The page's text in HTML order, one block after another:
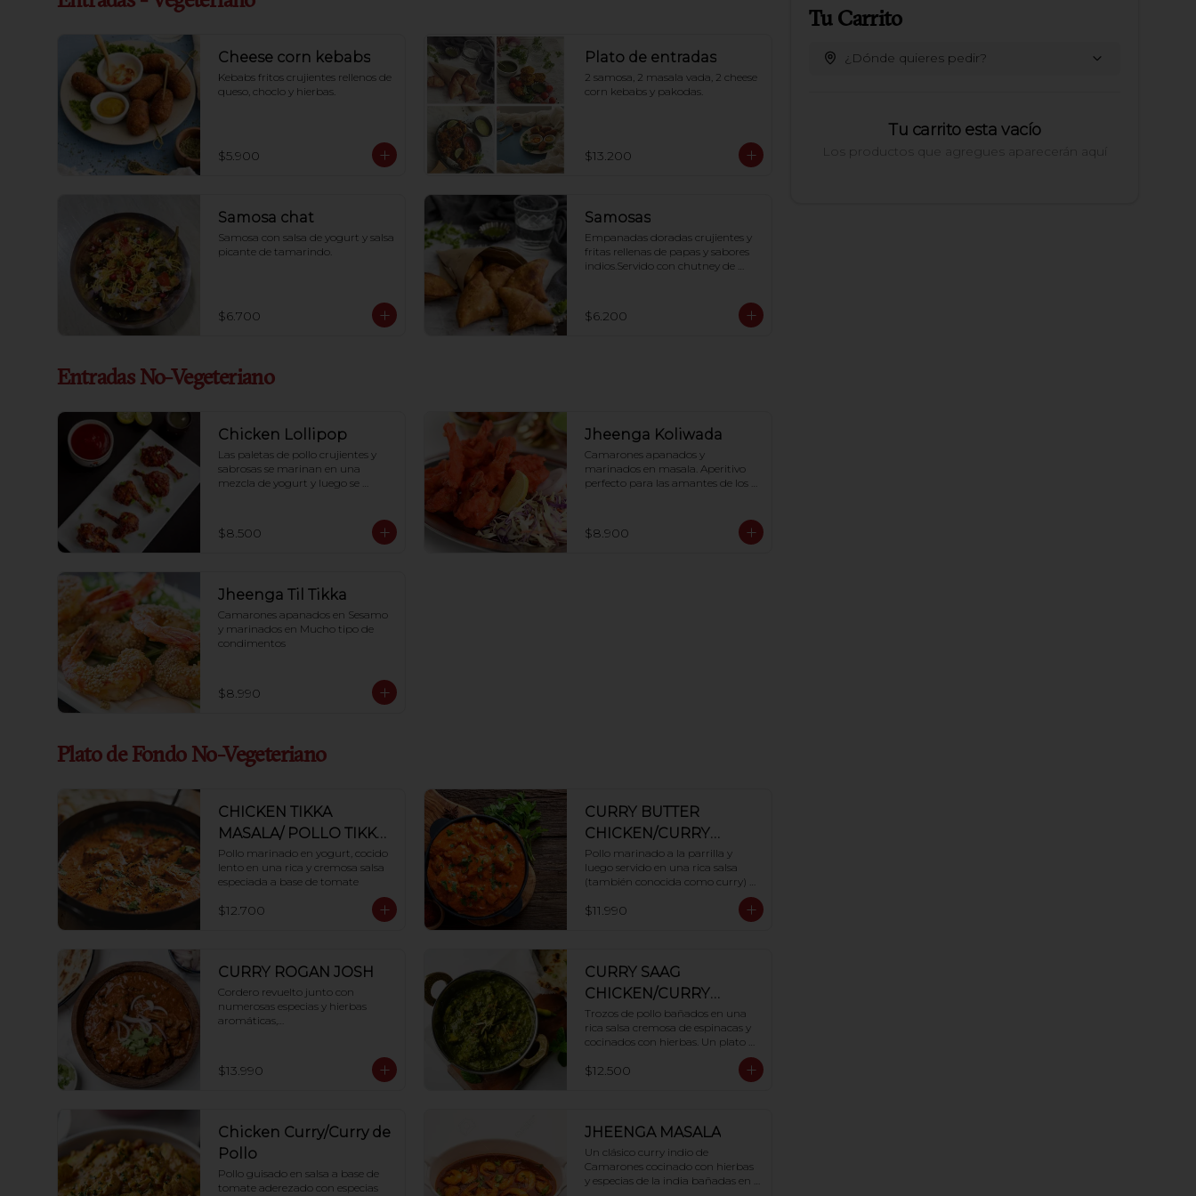
Cheese corn kebabs
Kebabs fritos crujientes rellenos de
queso, choclo y hierbas.
$5.900
Plato de entradas
2 samosa, 2 masala vada, 2 cheese
corn kebabs y pakodas.
$13.200
Samosa chat
Samosa con salsa de yogurt y salsa
picante de tamarindo.
$6.700
Samosas
Empanadas doradas crujientes y
fritas rellenas de papas y sabores
indios.Servido con chutney de
$6.200
Entradas No-Vegeteriano
Chicken Lollipop
Las paletas de pollo crujientes y
sabrosas se marinan en una
mezcla de yogurt y luego se
$8.500
Jheenga Koliwada
Camarones apanados y
marinados en masala. Aperitivo
perfecto para las amantes de los
$8.900
Jheenga Til Tikka
Camarones apanados en Sesamo
y marinados en Mucho tipo de
condimentos
$8.990
Plato de Fondo No-Vegeteriano
CHICKEN TIKKA
MASALA/ POLLO TIKKA
MASALA
Pollo marinado en yogurt, cocido
lento en una rica y cremosa salsa
especiada a base de tomate
$12.700
CURRY BUTTER
CHICKEN/CURRY
POLLO LA
MANTEQUILLA
Pollo marinado a la parrilla y
luego servido en una rica salsa
(también conocida como curry)
hecha con tomate, mantequilla y
una mezcla
$11.990
CURRY ROGAN JOSH
Cordero revuelto junto con
numerosas especias y hierbas
aromáticas,
tierno.
$13.990
CURRY SAAG
CHICKEN/CURRY
POLLO CON ESPINACA
Trozos de pollo bañados en una
rica salsa cremosa de espinacas y
cocinados con hierbas. Un plato
$12.500
Chicken Curry/Curry de
Pollo
Pollo guisado en salsa a base de
tomate aderezado con especias
JHEENGA MASALA
Un clásico curry indio de
Camarones cocinado con hierbas
y especias de la india bañadas en
Tu Carrito
¿Dónde quieres pedir?
Tu carrito esta vacío
Los productos que agregues aparecerán aquí